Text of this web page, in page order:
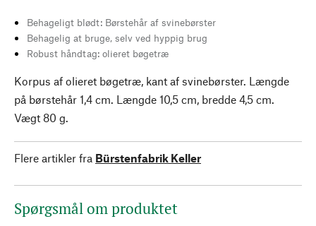
Behageligt blødt: Børstehår af svinebørster
Behagelig at bruge, selv ved hyppig brug
Robust håndtag: olieret bøgetræ
Korpus af olieret bøgetræ, kant af svinebørster. Længde
på børstehår 1,4 cm. Længde 10,5 cm, bredde 4,5 cm.
Vægt 80 g.
Flere artikler fra Bürstenfabrik Keller
Spørgsmål om produktet